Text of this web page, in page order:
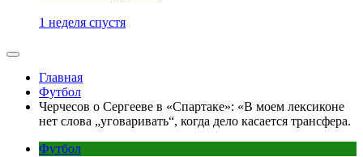
1 неделя спустя
Главная
Футбол
Черчесов о Сергееве в «Спартаке»: «В моем лексиконе
нет слова „уговаривать“, когда дело касается трансфера.
Футбол